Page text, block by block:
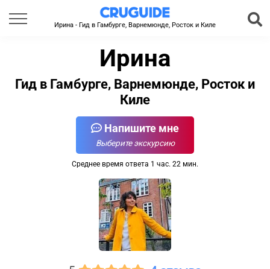
Ирина - Гид в Гамбурге, Варнемюнде, Росток и Киле
Ирина
Гид в Гамбурге, Варнемюнде, Росток и
Киле
Напишите мне
Выберите экскурсию
Среднее время ответа 1 час. 22 мин.